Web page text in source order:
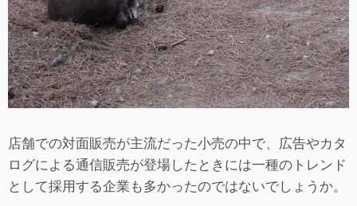
店舗での対面販売が主流だった小売の中で、広告やカタ
ログによる通信販売が登場したときには一種のトレンド
として採用する企業も多かったのではないでしょうか。